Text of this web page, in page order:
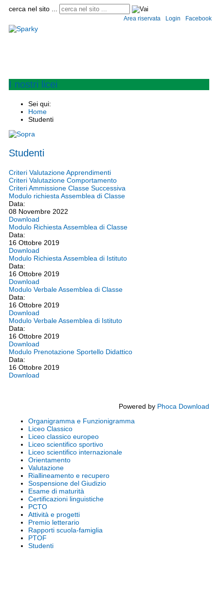
cerca nel sito ...
Area riservata Login Facebook
I nostri licei
Sei qui:
Home
Studenti
Studenti
Criteri Valutazione Apprendimenti
Criteri Valutazione Comportamento
Criteri Ammissione Classe Successiva
Modulo richiesta Assemblea di Classe
Data:
08 Novembre 2022
Download
Modulo Richiesta Assemblea di Classe
Data:
16 Ottobre 2019
Download
Modulo Richiesta Assemblea di Istituto
Data:
16 Ottobre 2019
Download
Modulo Verbale Assemblea di Classe
Data:
16 Ottobre 2019
Download
Modulo Verbale Assemblea di Istituto
Data:
16 Ottobre 2019
Download
Modulo Prenotazione Sportello Didattico
Data:
16 Ottobre 2019
Download
Powered by Phoca Download
Organigramma e Funzionigramma
Liceo Classico
Liceo classico europeo
Liceo scientifico sportivo
Liceo scientifico internazionale
Orientamento
Valutazione
Riallineamento e recupero
Sospensione del Giudizio
Esame di maturità
Certificazioni linguistiche
PCTO
Attività e progetti
Premio letterario
Rapporti scuola-famiglia
PTOF
Studenti